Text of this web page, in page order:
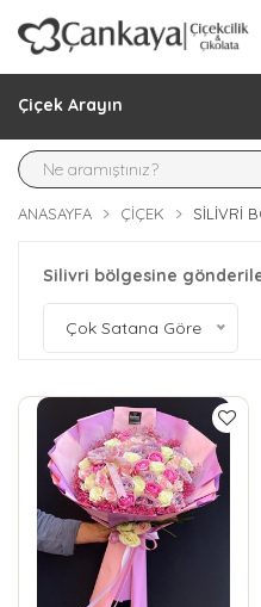
Çiçek Arayın
ANASAYFA ÇIÇEK SILIVRI
Silivri bölgesine
Çok Satana Göre